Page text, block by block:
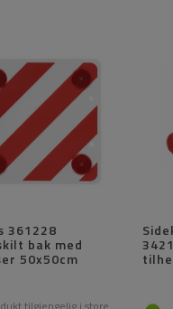
361228
bak med
50x50cm